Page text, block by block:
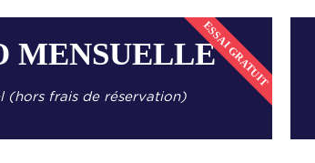
MENSUELLE
(hors frais de réservation)
ESSAI GRATUIT